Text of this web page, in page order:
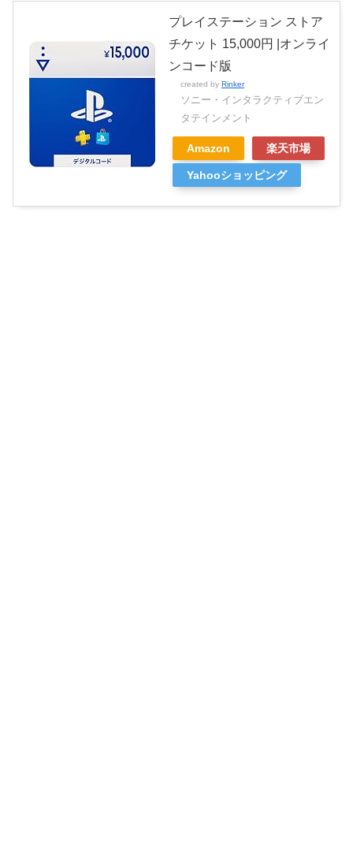
プレイステーション ストア
チケット 15,000円 |オンライ
ンコード版
created by Rinker
ソニー・インタラクティブエン
タテインメント
Amazon 楽天市場
Yahooショッピング